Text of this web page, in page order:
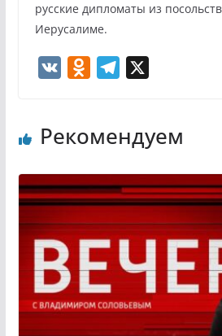
русские дипломаты из
Иерусалиме.
o
l
a
s
s
n
i
k
e
r
a
m
Рекомендуем